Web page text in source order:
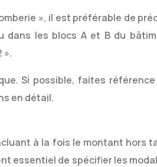
», il est préférable de
dans les blocs A et B du
».
Si possible, faites
en détail.
à la fois le montant hors
essentiel de spécifier les